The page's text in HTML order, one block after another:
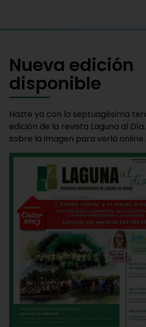
Nueva edición
disponible
Hazte ya con la septuagésima
edición de la revista Laguna al
sobre la imagen para verla online.